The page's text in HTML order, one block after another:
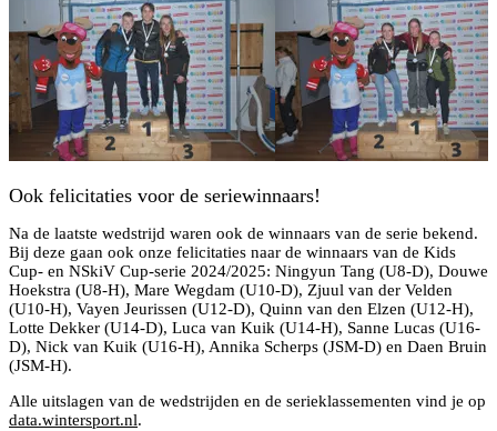
Ook felicitaties voor de seriewinnaars!
Na de laatste wedstrijd waren ook de winnaars van de serie bekend.
Bij deze gaan ook onze felicitaties naar de winnaars van de Kids
Cup- en NSkiV Cup-serie 2024/2025: Ningyun Tang (U8-D), Douwe
Hoekstra (U8-H), Mare Wegdam (U10-D), Zjuul van der Velden
(U10-H), Vayen Jeurissen (U12-D), Quinn van den Elzen (U12-H),
Lotte Dekker (U14-D), Luca van Kuik (U14-H), Sanne Lucas (U16-
D), Nick van Kuik (U16-H), Annika Scherps (JSM-D) en Daen Bruin
(JSM-H).
Alle uitslagen van de wedstrijden en de serieklassementen vind je op
data.wintersport.nl.